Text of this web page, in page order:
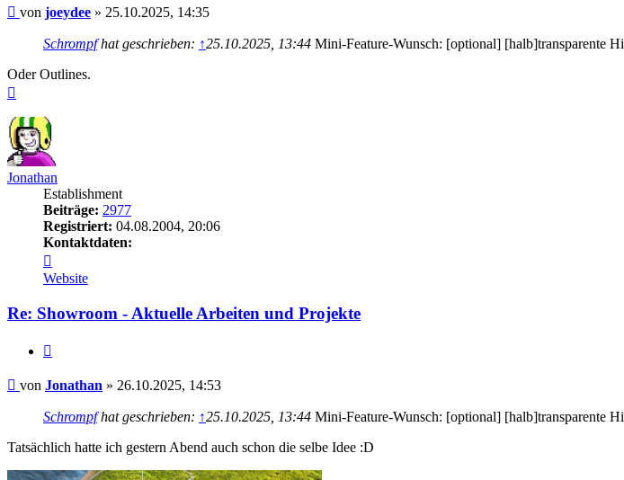
Beitrag
von joeydee » 25.10.2025, 14:35
Schrompfhat geschrieben: ↑25.10.2025, 13:44 Mini-Feature-Wunsch: [optional] [halb]transparente
Oder Outlines.
Jonathan
Establishment
Beiträge: 2977
Registriert: 04.08.2004, 20:06
Kontaktdaten:
von
Jonathan
Website
Re: Showroom - Aktuelle Arbeiten und Projekte
Beitrag
von Jonathan » 26.10.2025, 14:53
Schrompfhat geschrieben: ↑25.10.2025, 13:44 Mini-Feature-Wunsch: [optional] [halb]transparente
Tatsächlich hatte ich gestern Abend auch schon die selbe Idee :D